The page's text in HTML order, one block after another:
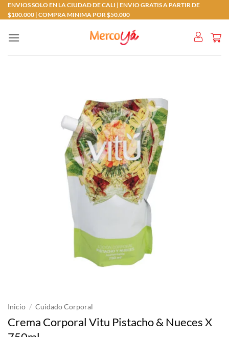
Saltar
al
ENVIOS SOLO EN LA CIUDAD DE CALI | ENVIO GRATIS A PARTIR DE
$100.000 | COMPRA MINIMA POR $50.000
Inicio / Cuidado Corporal
Crema Corporal Vitu Pistacho & Nueces X